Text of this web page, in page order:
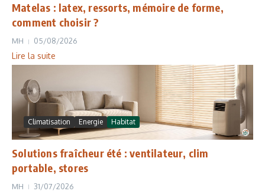
Matelas : latex, ressorts, mémoire de forme,
comment choisir ?
MH 05/08/2026
Lire la suite
Climatisation Energie Habitat
Solutions fraîcheur été : ventilateur, clim
portable, stores
MH 31/07/2026